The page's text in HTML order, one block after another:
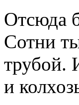
Отсюда
Сотни
трубой.
и